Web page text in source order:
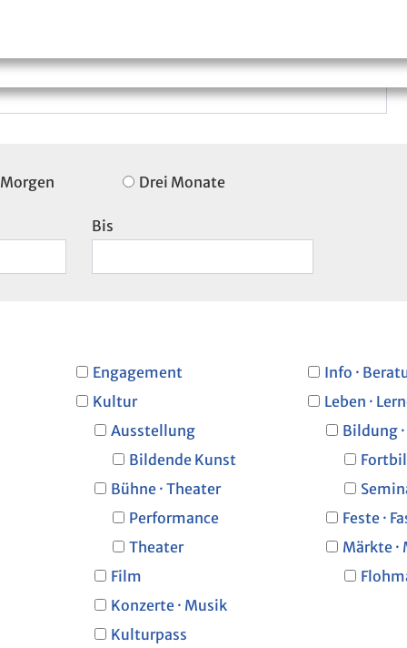
Morgen Drei Monate
Bis
Engagement Info ·
Kultur
Ausstellung
Bildende Kunst
Bühne · Theater
Performance
Theater
Film
Konzerte · Musik
Kulturpass
Leben ·
Bildung
Feste ·
Märkte ·